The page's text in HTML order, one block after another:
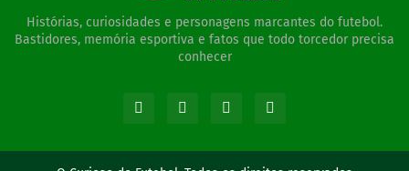
Histórias, curiosidades e personagens marcantes do futebol.
Bastidores, memória esportiva e fatos que todo torcedor precisa
conhecer